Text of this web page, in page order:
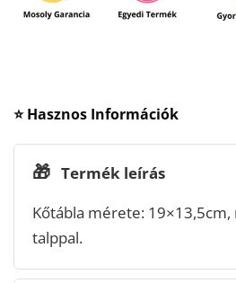
⭐ Hasznos Információk
🎁 Termék leírás
Kőtábla mérete:
talppal.